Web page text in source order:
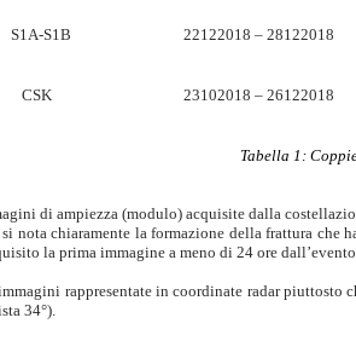
S1B 22122018 – 28122018
CSK 23102018 – 26122018
Tabella 1:
di ampiezza (modulo) acquisite dalla
nota chiaramente la formazione della frattura
la prima immagine a meno di 24 ore
rappresentate in coordinate radar
34°).